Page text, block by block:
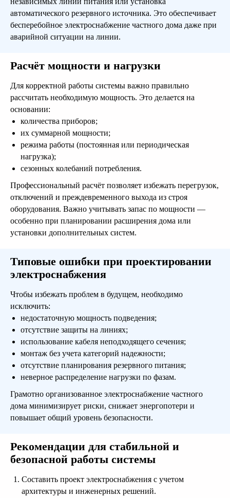
автоматического резервного источника. Это обеспечивает
бесперебойное электроснабжение частного дома даже при
аварийной ситуации на линии.
Расчёт мощности и нагрузки
Для корректной работы системы важно правильно
рассчитать необходимую мощность. Это делается на
основании:
количества приборов;
их суммарной мощности;
режима работы (постоянная или периодическая
нагрузка);
сезонных колебаний потребления.
Профессиональный расчёт позволяет избежать перегрузок,
отключений и преждевременного выхода из строя
оборудования. Важно учитывать запас по мощности —
особенно при планировании расширения дома или
установки дополнительных систем.
Типовые ошибки при проектировании
электроснабжения
Чтобы избежать проблем в будущем, необходимо
исключить:
недостаточную мощность подведения;
отсутствие защиты на линиях;
использование кабеля неподходящего сечения;
монтаж без учета категорий надежности;
отсутствие планирования резервного питания;
неверное распределение нагрузки по фазам.
Грамотно организованное электроснабжение частного
дома минимизирует риски, снижает энергопотери и
повышает общий уровень безопасности.
Рекомендации для стабильной и
безопасной работы системы
Составить проект электроснабжения с учетом
архитектуры и инженерных решений.
Спроектируем дом
Поможем
определить, какой
дом подходит Вам!
Оставьте заявку и в ближайшее время с
Вами свяжутся и подберут Вам проекты